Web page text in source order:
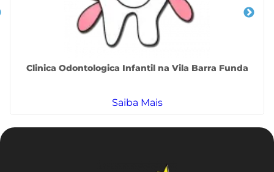
Clinica Odontologica Infantil na Vila Barra Funda
Saiba Mais